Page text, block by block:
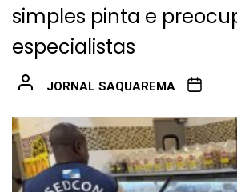
simples pinta e
especialistas
JORNAL SAQUAREMA